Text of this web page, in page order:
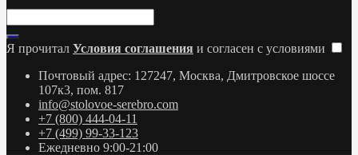
Я прочитал Условия соглашения и согласен с условиями
Почтовый адрес: 127247, Москва, Дмитровское шоссе
107к3, пом. 817
info@stolovoe-serebro.com
+7 (800) 444-04-11
+7 (499) 99-33-123
Ежедневно 9:00-21:00